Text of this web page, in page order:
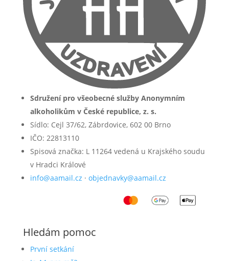
Sdružení pro všeobecné služby Anonymním
alkoholikům v České republice, z. s.
Sídlo: Cejl 37/62, Zábrdovice, 602 00 Brno
IČO: 22813110
Spisová značka: L 11264 vedená u Krajského soudu
v Hradci Králové
info@aamail.cz · objednavky@aamail.cz
Hledám pomoc
První setkání